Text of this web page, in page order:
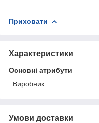
Приховати
Характеристики
Основні атрибути
Виробник
Умови доставки